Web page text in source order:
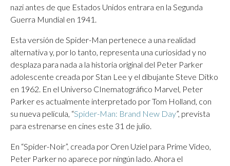
nazi antes de que Estados Unidos entrara en la Segunda
Guerra Mundial en 1941.
Esta versión de Spider-Man pertenece a una realidad
alternativa y, por lo tanto, representa una curiosidad y no
desplaza para nada a la historia original del Peter Parker
adolescente creada por Stan Lee y el dibujante Steve Ditko
en 1962. En el Universo CInematográfico Marvel, Peter
Parker es actualmente interpretado por Tom Holland, con
su nueva película, “Spider-Man: Brand New Day”, prevista
para estrenarse en cines este 31 de julio.
En “Spider-Noir”, creada por Oren Uziel para Prime Video,
Peter Parker no aparece por ningún lado. Ahora el